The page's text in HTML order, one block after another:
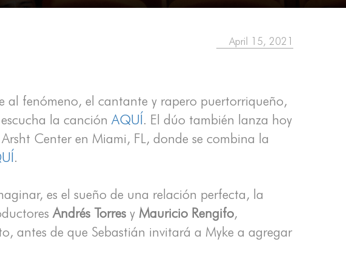
April 15, 2021
al fenómeno, el cantante y rapero puertorriqueño,
la canciónAQUÍ. El dúo también lanza hoy
Center en Miami, FL, donde se combina la
.
es el sueño de una relación perfecta, la
Andrés Torresy Mauricio Rengifo,
antes de que Sebastián invitará a Myke a agregar